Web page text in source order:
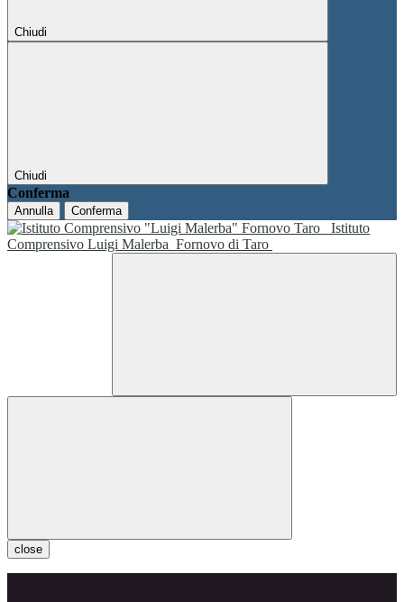
Chiudi
Chiudi
Conferma
Annulla Conferma
Istituto
Comprensivo Luigi Malerba Fornovo di Taro
close